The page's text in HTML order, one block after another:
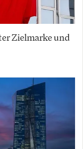
Zielmarke und